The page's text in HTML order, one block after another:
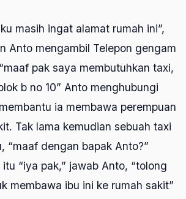
masih ingat alamat rumah ini”,
Anto mengambil Telepon gengam
pak saya membutuhkan taxi,
b no 10” Anto menghubungi
ia membawa perempuan
Tak lama kemudian sebuah taxi
“maaf dengan bapak Anto?”
“iya pak,” jawab Anto, “tolong
membawa ibu ini ke rumah sakit”